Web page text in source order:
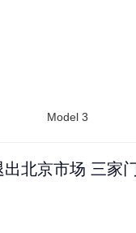
Model 3
出北京市场 三家